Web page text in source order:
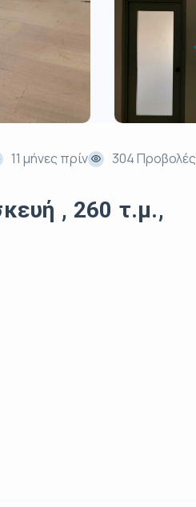
11 μήνες πρίν 304 Προβολές
, 260 τ.μ.,